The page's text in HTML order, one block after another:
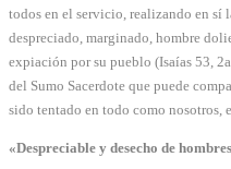
todos en el servicio, realizando en sí
despreciado, marginado, hombre
expiación por su pueblo (Isaías 53,
del Sumo Sacerdote que puede
sido tentado en todo como nosotros,
«Despreciable y desecho de